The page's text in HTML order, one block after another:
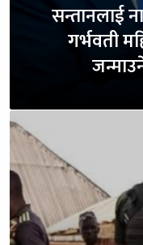
सन्तानलाई
गर्भवती